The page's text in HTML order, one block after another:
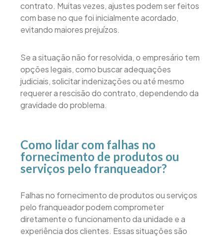
contrato. Muitas vezes, ajustes podem ser feitos
com base no que foi inicialmente acordado,
evitando maiores prejuízos.
Se a situação não for resolvida, o empresário tem
opções legais, como buscar adequações
judiciais, solicitar indenizações ou até mesmo
requerer a rescisão do contrato, dependendo da
gravidade do problema.
Como lidar com falhas no
fornecimento de produtos ou
serviços pelo franqueador?
Falhas no fornecimento de produtos ou serviços
pelo franqueador podem comprometer
diretamente o funcionamento da unidade e a
experiência dos clientes. Essas situações são